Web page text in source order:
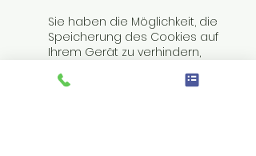
Sie haben die Möglichkeit, die
Speicherung des Cookies auf
Ihrem Gerät zu verhindern,
entsprechende Einstellungen